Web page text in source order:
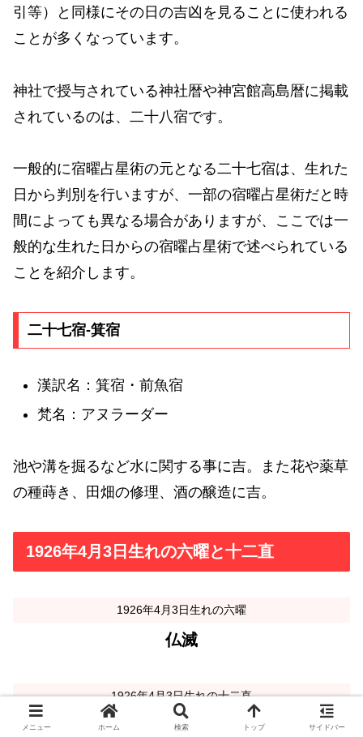
引等）と同様にその日の吉凶を見ることに使われる
ことが多くなっています。
神社で授与されている神社暦や神宮館高島暦に掲載
されているのは、二十八宿です。
一般的に宿曜占星術の元となる二十七宿は、生れた
日から判別を行いますが、一部の宿曜占星術だと時
間によっても異なる場合がありますが、ここでは一
般的な生れた日からの宿曜占星術で述べられている
ことを紹介します。
二十七宿-箕宿
漢訳名：箕宿・前魚宿
梵名：アヌラーダー
池や溝を掘るなど水に関する事に吉。また花や薬草
の種蒔き、田畑の修理、酒の醸造に吉。
1926年4月3日生れの六曜と十二直
1926年4月3日生れの六曜
仏滅
1926年4月3日生れの十二直
危
メニュー ホーム 検索 トップ サイドバー